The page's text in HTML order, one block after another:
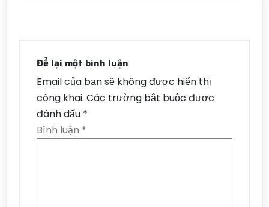
Để lại một bình luận
Email của bạn sẽ không được hiển thị
công khai. Các trường bắt buộc được
đánh dấu *
Bình luận *